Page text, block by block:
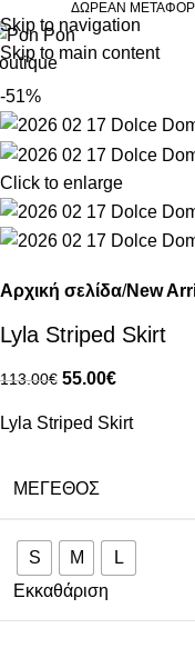
Skip to navigation
Skip to main content
ΔΩΡΕΑΝ
-51%
Click to enlarge
Αρχική σελίδα New
Lyla Striped Skirt
113.00€ 55.00€
Lyla Striped Skirt
ΜΈΓΕΘΟΣ
S M
L
Εκκαθάριση